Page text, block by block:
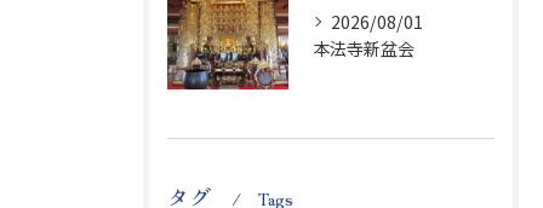
2026/08/01
本法寺新盆会
タグ Tags